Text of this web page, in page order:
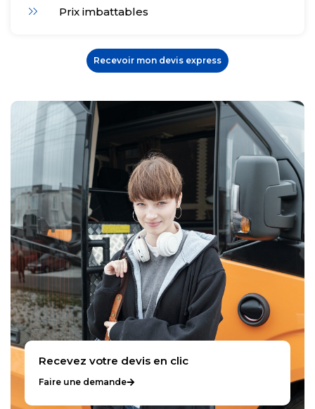
Prix imbattables
Recevoir mon devis express
Recevez votre devis en clic
Faire une demande